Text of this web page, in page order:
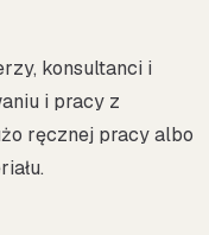
konsultanci i
i pracy z
ręcznej pracy albo